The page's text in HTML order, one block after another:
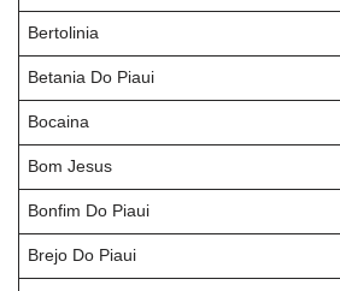
Bertolinia
Betania Do Piaui
Bocaina
Bom Jesus
Bonfim Do Piaui
Brejo Do Piaui